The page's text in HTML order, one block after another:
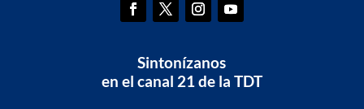
Sintonízanos
en el canal 21 de la TDT